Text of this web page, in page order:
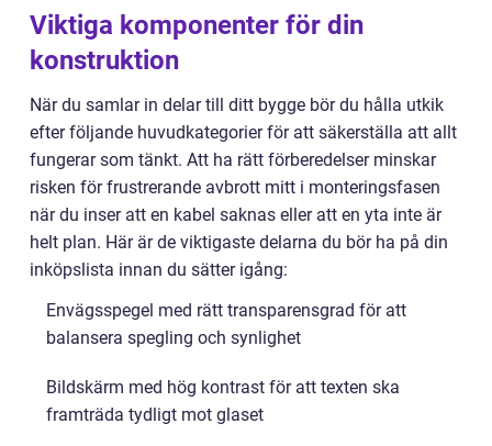
Viktiga komponenter för din
konstruktion
När du samlar in delar till ditt bygge bör du hålla utkik
efter följande huvudkategorier för att säkerställa att allt
fungerar som tänkt. Att ha rätt förberedelser minskar
risken för frustrerande avbrott mitt i monteringsfasen
när du inser att en kabel saknas eller att en yta inte är
helt plan. Här är de viktigaste delarna du bör ha på din
inköpslista innan du sätter igång:
Envägsspegel med rätt transparensgrad för att
balansera spegling och synlighet
Bildskärm med hög kontrast för att texten ska
framträda tydligt mot glaset